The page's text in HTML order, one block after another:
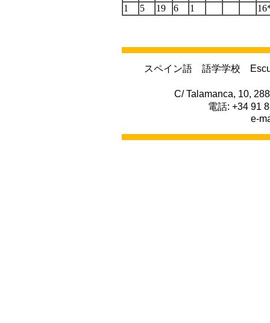
1 5 19 6 1
スペイン語 語学学校
C/ Talamanca, 10,
電話: +34 91
e-